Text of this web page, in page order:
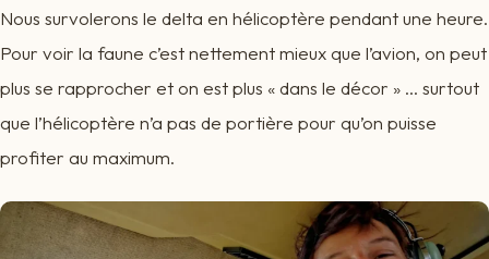
Nous survolerons le delta en hélicoptère pendant une heure.
Pour voir la faune c’est nettement mieux que l’avion, on peut
plus se rapprocher et on est plus « dans le décor » … surtout
que l’hélicoptère n’a pas de portière pour qu’on puisse
profiter au maximum.